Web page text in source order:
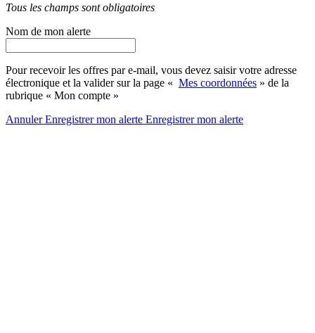
Tous les champs sont obligatoires
Nom de mon alerte
Pour recevoir les offres par e-mail, vous devez saisir votre adresse
électronique et la valider sur la page « Mes coordonnées » de la
rubrique « Mon compte »
AnnulerEnregistrer mon alerte Enregistrermon alerte